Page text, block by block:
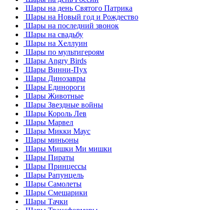
Шары на день Святого Патрика
Шары на Новый год и Рождество
Шары на последний звонок
Шары на свадьбу
Шары на Хеллуин
Шары по мультигероям
Шары Angry Birds
Шары Винни-Пух
Шары Динозавры
Шары Единороги
Шары Животные
Шары Звездные войны
Шары Король Лев
Шары Марвел
Шары Микки Маус
Шары миньоны
Шары Мишки Ми мишки
Шары Пираты
Шары Принцессы
Шары Рапунцель
Шары Самолеты
Шары Смешарики
Шары Тачки